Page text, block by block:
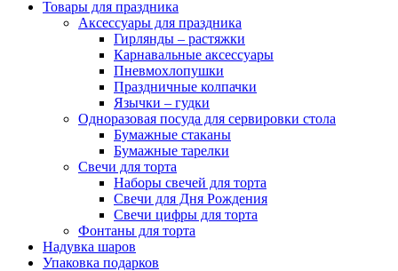
Товары для праздника
Аксессуары для праздника
Гирлянды – растяжки
Карнавальные аксессуары
Пневмохлопушки
Праздничные колпачки
Язычки – гудки
Одноразовая посуда для сервировки стола
Бумажные стаканы
Бумажные тарелки
Свечи для торта
Наборы свечей для торта
Свечи для Дня Рождения
Свечи цифры для торта
Фонтаны для торта
Надувка шаров
Упаковка подарков